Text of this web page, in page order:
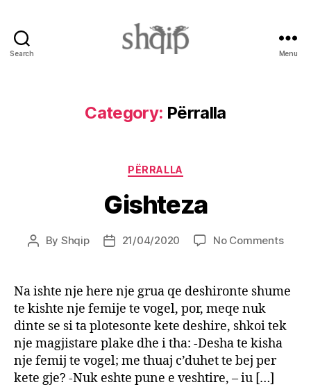
Search Menu
Category: Përralla
Categories
PËRRALLA
Gishteza
Post
By Shqip
Post21/04/2020 No Commentson
Na ishte nje here nje grua qe deshironte shume
te kishte nje femije te vogel, por, meqe nuk
dinte se si ta plotesonte kete deshire, shkoi tek
nje magjistare plake dhe i tha: -Desha te kisha
nje femij te vogel; me thuaj c’duhet te bej per
kete gje? -Nuk eshte pune e veshtire, – iu […]